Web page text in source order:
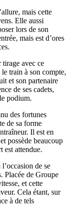
mais cette
Elle aussi
lors de son
mais est d’ores
tirage avec ce
train à son compte,
et son partenaire
de ses cadets,
podium.
des fortunes
de sa forme
Il est en
possède beaucoup
est attendue.
de se
Placée de Groupe
et cette
Cela étant, sur
à de tels